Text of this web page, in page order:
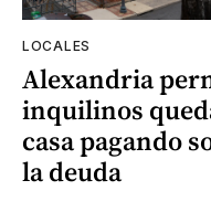
LOCALES
Alexandria
inquilinos
casa pagando
la deuda